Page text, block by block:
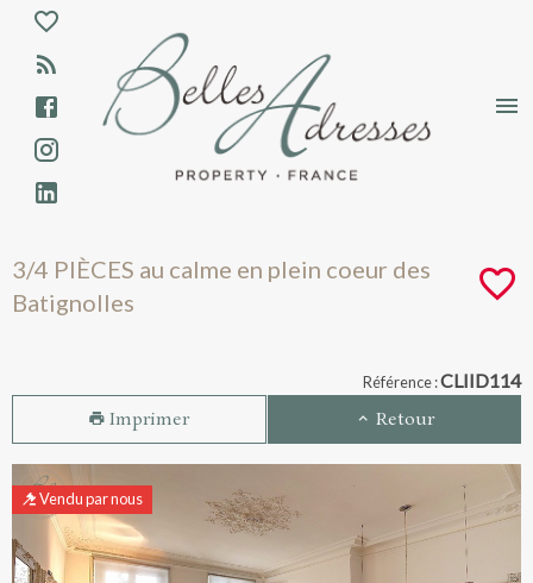
3/4 PIÈCES au calme en plein coeur des
Aparté haute
En-tête
Liens
3/4 PIÈCES au calme en plein coeur des
Batignolles
Référence :CLIID114
Imprimer Retour
Vendu par nous